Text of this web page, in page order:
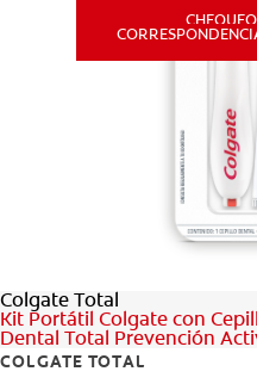
Colgate Total
Kit Portátil Colgate con
Dental Total Prevención
COLGATE TOTAL